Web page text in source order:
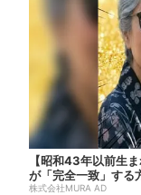
【昭和43年以前生
が「完全一致」する
株式会社MURA AD